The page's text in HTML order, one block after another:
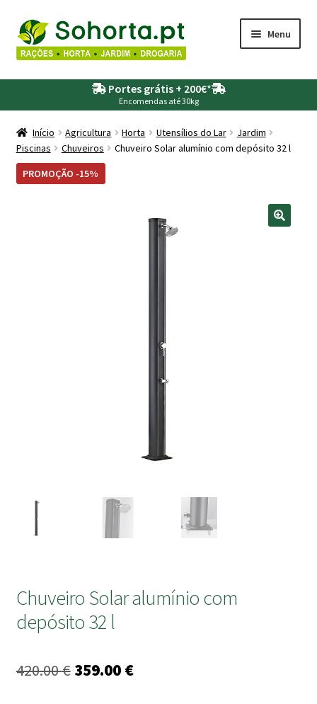
Ir
para
a
navegação
Saltar
para
o
conteúdo
Menu
Agricultura
Drogaria
Portes grátis + 200€*
Encomendas até 30kg
Início Agricultura Horta Utensílios do Lar
Jardim
Piscinas
Chuveiros
Chuveiro Solar alumínio com depósito 32 l
PROMOÇÃO -15%
Chuveiro Solar alumínio com
depósito 32 l
420.00€ O
359.00 €O